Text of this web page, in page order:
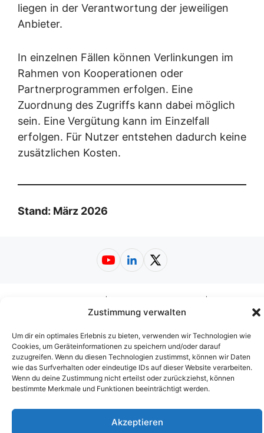
Zustimmung verwalten
Um dir ein optimales Erlebnis zu bieten, verwenden wir Technologien wie
Cookies, um Geräteinformationen zu speichern und/oder darauf
zuzugreifen. Wenn du diesen Technologien zustimmst, können wir Daten
wie das Surfverhalten oder eindeutige IDs auf dieser Website verarbeiten.
Wenn du deine Zustimmung nicht erteilst oder zurückziehst, können
bestimmte Merkmale und Funktionen beeinträchtigt werden.
Akzeptieren
liegen in der Verantwortung der jeweiligen
Anbieter.
In einzelnen Fällen können Verlinkungen im
Rahmen von Kooperationen oder
Partnerprogrammen erfolgen. Eine
Zuordnung des Zugriffs kann dabei möglich
sein. Eine Vergütung kann im Einzelfall
erfolgen. Für Nutzer entstehen dadurch keine
zusätzlichen Kosten.
Stand: März 2026
YouTube
LinkedIn
X
Nutzungsbedingungen|AGB|Barrierefreiheit